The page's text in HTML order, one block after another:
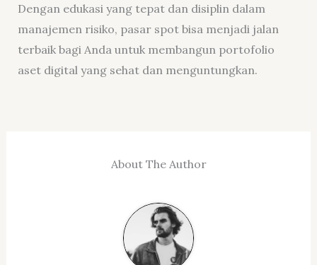
Dengan edukasi yang tepat dan disiplin dalam
manajemen risiko, pasar spot bisa menjadi jalan
terbaik bagi Anda untuk membangun portofolio
aset digital yang sehat dan menguntungkan.
About The Author